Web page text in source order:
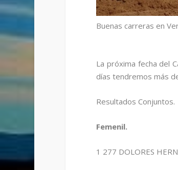
Buenas carreras en
La próxima fecha del
días tendremos más
Resultados Conjuntos.
Femenil.
1 277 DOLORES